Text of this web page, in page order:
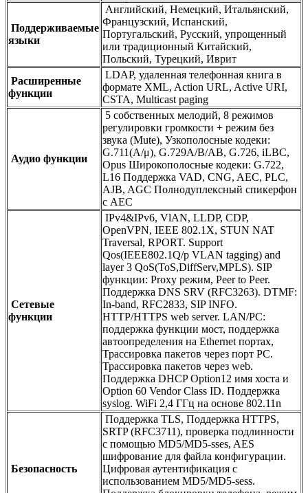
Поддерживаемые
языки
Английский, Немецкий, Итальянский,
Французский, Испанский,
Португальский, Русский, упрощенный
или традиционный Китайский,
Польский, Турецкий, Иврит
Расширенные
функции
LDAP, удаленная телефонная книга в
формате XML, Action URL, Active URI,
CSTA, Multicast paging
Аудио функции
5 собственных мелодий, 8 режимов
регулировки громкости + режим без
звука (Mute), Узкополосные кодеки:
G.711(A/μ), G.729A/B/AB, G.726, iLBC,
Opus Широкополосные кодеки: G.722,
L16 Поддержка VAD, CNG, AEC, PLC,
AJB, AGC Полнодуплексный спикерфон
с AEC
Сетевые
функции
IPv4&IPv6, VlAN, LLDP, CDP,
OpenVPN, IEEE 802.1X, STUN NAT
Traversal, RPORT. Support
Qos(IEEE802.1Q/p VLAN tagging) and
layer 3 QoS(ToS,DiffServ,MPLS). SIP
функции: Proxy режим, Peer to Peer.
Поддержка DNS SRV (RFC3263). DTMF:
In-band, RFC2833, SIP INFO.
HTTP/HTTPS web server. LAN/PC:
поддержка функции мост, поддержка
автоопределения на Ethernet портах,
Трассировка пакетов через порт PC.
Трассировка пакетов через web.
Поддержка DHCP Option12 имя хоста и
Option 60 Vendor Class ID. Поддержка
syslog. WiFi 2,4 ГГц на основе 802.11n
Безопасность
Поддержка TLS, Поддержка HTTPS,
SRTP (RFC3711), проверка подлинности
с помощью MD5/MD5-sses, AES
шифрование для файла конфигурации.
Цифровая аутентификация с
использованием MD5/MD5-sess.